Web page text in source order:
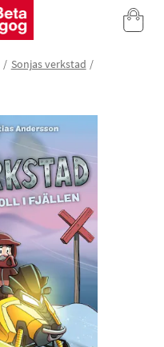
Mina Sidor
Sonjas verkstad